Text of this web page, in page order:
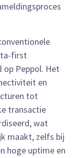
first
Peppol. Het
en
tot
transactie
wat
maakt, zelfs bij
hoge uptime en